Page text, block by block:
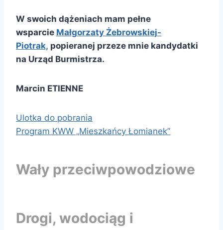
W swoich dążeniach mam pełne
wsparcie Małgorzaty Żebrowskiej-
Piotrak, popieranej przeze mnie kandydatki
na Urząd Burmistrza.
Marcin ETIENNE
Ulotka do pobrania
Program KWW „Mieszkańcy Łomianek”
Wały przeciwpowodziowe
Drogi, wodociąg i